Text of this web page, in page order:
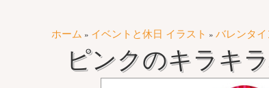
ホーム » イベントと休日 イラスト » バレンタ
ピンクのキラキ